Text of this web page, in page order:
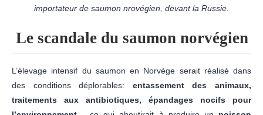
importateur de saumon nrovégien, devant la Russie.
Le scandale du saumon norvégien
L’élevage intensif du saumon en Norvège serait réalisé dans
des conditions déplorables: entassement des animaux,
traitements aux antibiotiques, épandages nocifs pour